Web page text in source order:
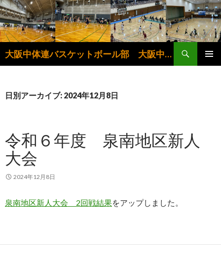
大阪中体連バスケットボール部 大阪中学生バスケットボール連盟
検
索
ン
キ
ッ
プ
日別アーカイブ: 2024年12月8日
令和６年度 泉南地区新人
大会
2024年12月8日
泉南地区新人大会 2回戦結果をアップしました。